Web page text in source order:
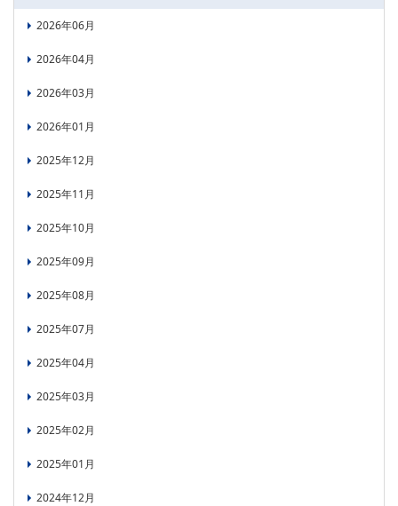
2026年06月
2026年04月
2026年03月
2026年01月
2025年12月
2025年11月
2025年10月
2025年09月
2025年08月
2025年07月
2025年04月
2025年03月
2025年02月
2025年01月
2024年12月